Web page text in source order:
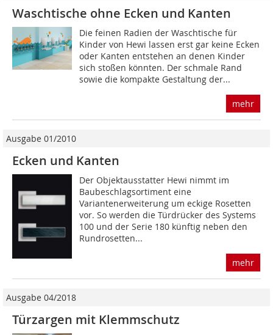
Waschtische ohne Ecken und Kanten
Die feinen Radien der Waschtische für
Kinder von Hewi lassen erst gar keine Ecken
oder Kanten entstehen an denen Kinder
sich stoßen könnten. Der schmale Rand
sowie die kompakte Gestaltung der...
mehr
Ausgabe 01/2010
Ecken und Kanten
Der Objektausstatter Hewi nimmt im
Baubeschlagsortiment eine
Variantenerweiterung um eckige Rosetten
vor. So werden die Türdrücker des Systems
100 und der Serie 180 künftig neben den
Rundrosetten...
mehr
Ausgabe 04/2018
Türzargen mit Klemmschutz